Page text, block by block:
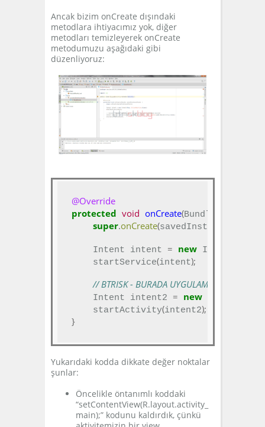
Ancak bizim onCreate dışındaki
metodlara ihtiyacımız yok, diğer
metodları temizleyerek onCreate
metodumuzu aşağıdaki gibi
düzenliyoruz:
@Override
protected void onCreate(Bundle
super.onCreate(savedInstanceState
    Intent intent
= new Intent
    startService
(intent);
// BTRISK - BURADA UYGULAMA AKISI
    Intent intent2
= new Intent
    startActivity
(intent2);
}
Yukarıdaki kodda dikkate değer noktalar
şunlar:
Öncelikle öntanımlı koddaki
“setContentView(R.layout.activity_
main);” kodunu kaldırdık, çünkü